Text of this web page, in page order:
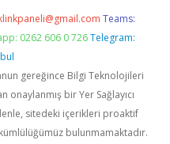
Teams:
0262 606 0 726 Telegram:
gereğince Bilgi Teknolojileri
onaylanmış bir Yer Sağlayıcı
sitedeki içerikleri proaktif
bulunmamaktadır.